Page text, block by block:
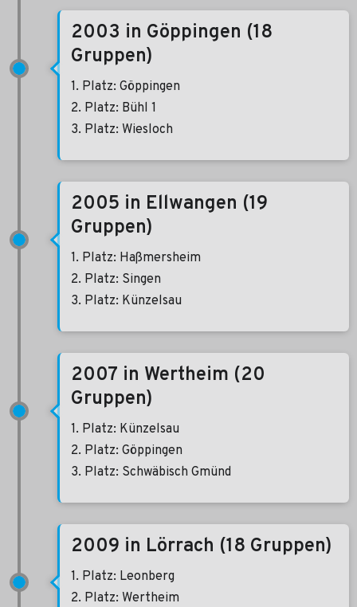
2003 in Göppingen (18
Gruppen)
1. Platz: Göppingen
2. Platz: Bühl 1
3. Platz: Wiesloch
2005 in Ellwangen (19
Gruppen)
1. Platz: Haßmersheim
2. Platz: Singen
3. Platz: Künzelsau
2007 in Wertheim (20
Gruppen)
1. Platz: Künzelsau
2. Platz: Göppingen
3. Platz: Schwäbisch Gmünd
2009 in Lörrach (18 Gruppen)
1. Platz: Leonberg
2. Platz: Wertheim